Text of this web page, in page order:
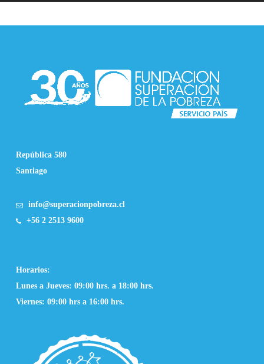
República 580
Santiago
info@superacionpobreza.cl
+56 2 2513 9600
Horarios:
Lunes a Jueves: 09:00 hrs. a 18:00 hrs.
Viernes: 09:00 hrs a 16:00 hrs.